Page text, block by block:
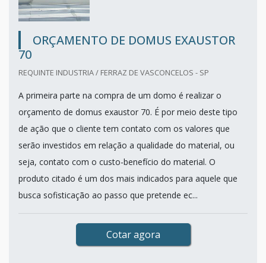
ORÇAMENTO DE DOMUS EXAUSTOR
70
REQUINTE INDUSTRIA / FERRAZ DE VASCONCELOS - SP
A primeira parte na compra de um domo é realizar o
orçamento de domus exaustor 70. É por meio deste tipo
de ação que o cliente tem contato com os valores que
serão investidos em relação a qualidade do material, ou
seja, contato com o custo-benefício do material. O
produto citado é um dos mais indicados para aquele que
busca sofisticação ao passo que pretende ec...
Cotar agora